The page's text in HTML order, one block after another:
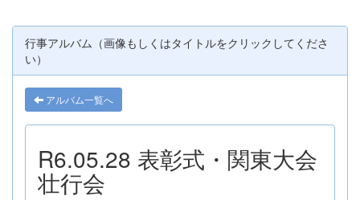
行事アルバム（画像もしくはタイトルをクリックしてくださ
い）
アルバム一覧へ
R6.05.28 表彰式・関東大会
壮行会